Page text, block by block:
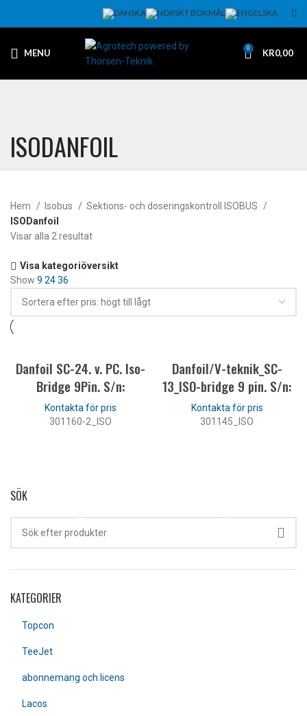
MENU 0 KR0,00
ISODANFOIL
SÖK
KATEGORIER
Topcon
TeeJet
abonnemang och licens
Lacos
Hem Isobus
Sektions- och doseringskontroll ISOBUS
ISODanfoil
Visar alla 2 resultat
Visa kategoriöversikt
Show 9 2436
Danfoil SC-24. v. PC. Iso-
Bridge 9Pin. S/n:
301160-2_ISO
Danfoil/V-teknik_SC-
13_ISO-bridge 9 pin. S/n:
301145_ISO